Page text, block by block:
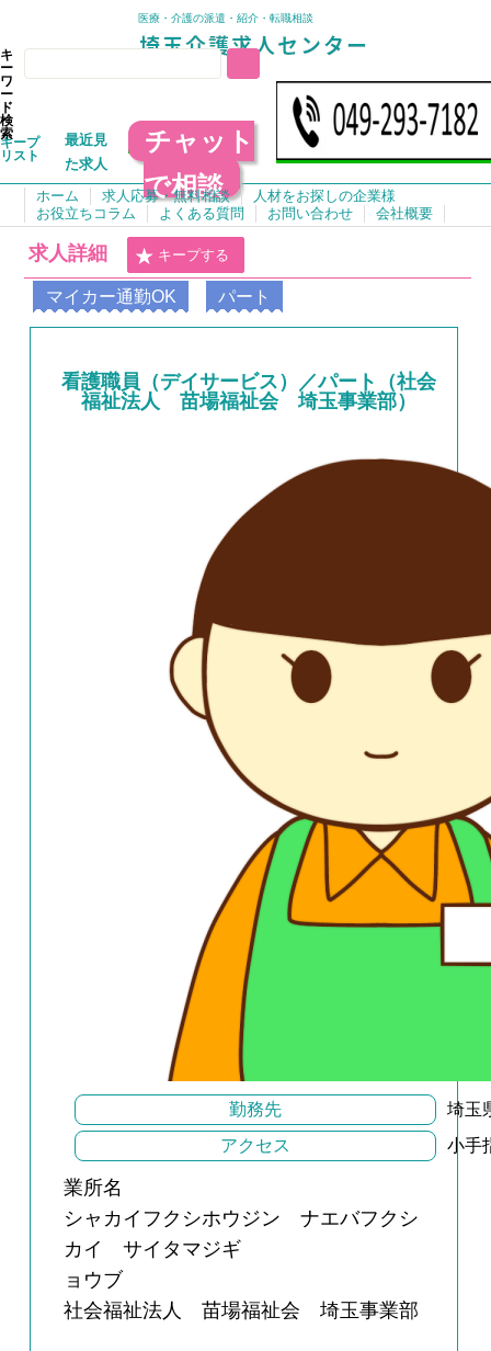
医療・介護の派遣・紹介・転職相談
キ
ー
ワ
ー
ド
検
索
キープ
リスト
最近見
た求人
チャット
で相談
ホーム 求人応募・無料相談
人材をお探しの企業様
お役立ちコラム
よくある質問 お問い合わせ 会社概要
求人詳細 キープする
マイカー通勤OK パート
看護職員（デイサービス）／パート（社会
福祉法人 苗場福祉会 埼玉事業部）
勤務先
埼玉
アクセス
小手
業所名
シャカイフクシホウジン ナエバフクシ
カイ サイタマジギ
ョウブ
社会福祉法人 苗場福祉会 埼玉事業部